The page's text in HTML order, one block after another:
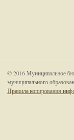
© 2016 Муниципальное
муниципального
Правила копирования